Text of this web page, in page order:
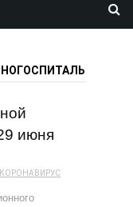
июня
КОРОНАВИРУС